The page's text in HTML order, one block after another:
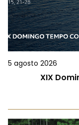
5 agosto 2026
XIX